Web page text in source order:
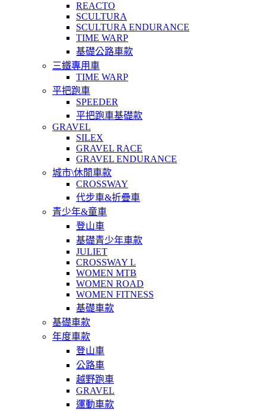
REACTO
SCULTURA
SCULTURA ENDURANCE
TIME WARP
基礎公路車款
三鐵專用車
TIME WARP
平把跑車
SPEEDER
平把跑車基礎款
GRAVEL
SILEX
GRAVEL RACE
GRAVEL ENDURANCE
城市\休閒車款
CROSSWAY
代步車&折疊車
青少年&童車
登山車
基礎青少年車款
JULIET
CROSSWAY L
WOMEN MTB
WOMEN ROAD
WOMEN FITNESS
基礎車款
基礎車款
年度車款
登山車
公路車
越野跑車
GRAVEL
運動車款